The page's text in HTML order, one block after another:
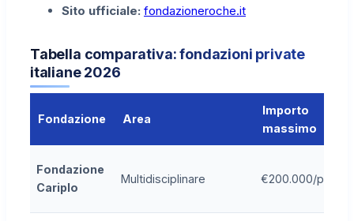
Sito ufficiale: fondazioneroche.it
Tabella comparativa: fondazioni private
italiane 2026
Fondazione Area
Importo
massimo
Fondazione
Cariplo
Multidisciplinare €200.000/